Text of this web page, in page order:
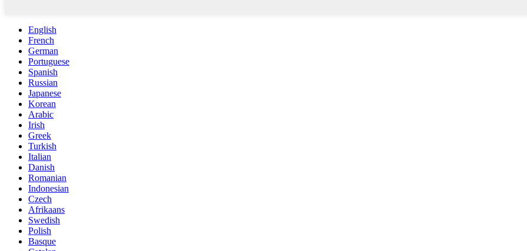
English
French
German
Portuguese
Spanish
Russian
Japanese
Korean
Arabic
Irish
Greek
Turkish
Italian
Danish
Romanian
Indonesian
Czech
Afrikaans
Swedish
Polish
Basque